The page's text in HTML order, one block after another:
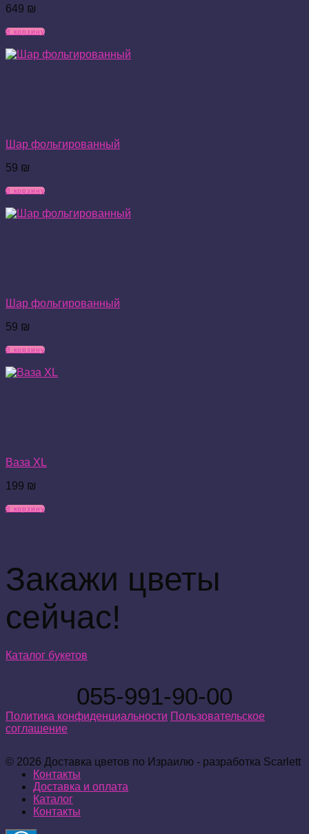
649 ₪
В корзину
Шар фольгированный
59 ₪
В корзину
Шар фольгированный
59 ₪
В корзину
Ваза XL
199 ₪
В корзину
Закажи цветы
сейчас!
Каталог букетов
055-991-90-00
Политика конфиденциальности Пользовательское
соглашение
© 2026 Доставка цветов по Израилю - разработка Scarlett
Контакты
Доставка и оплата
Каталог
Контакты